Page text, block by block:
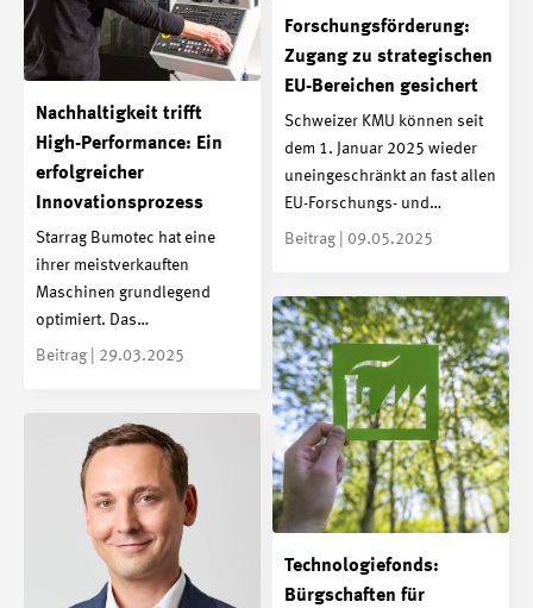
Forschungsförderung:
Zugang zu strategischen
EU-Bereichen gesichert
Schweizer KMU können seit
dem 1. Januar 2025 wieder
uneingeschränkt an fast allen
EU-Forschungs- und…
Beitrag | 09.05.2025
Nachhaltigkeit trifft
High-Performance: Ein
erfolgreicher
Innovationsprozess
Starrag Bumotec hat eine
ihrer meistverkauften
Maschinen grundlegend
optimiert. Das…
Beitrag | 29.03.2025
Technologiefonds:
Bürgschaften für